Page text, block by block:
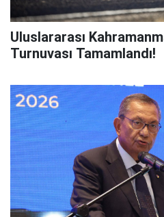
Uluslararası
Turnuvası Tamamlandı!